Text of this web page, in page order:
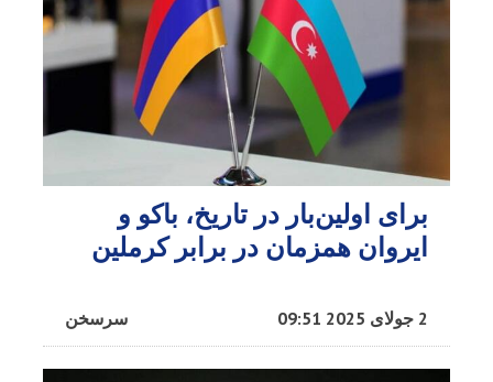
برای اولین‌بار در تاریخ، باکو و
ایروان همزمان در برابر کرملین
سرسخن 2 جولای 2025 09:51